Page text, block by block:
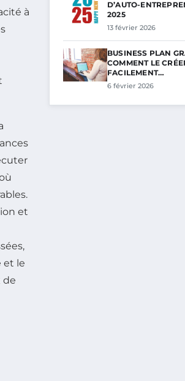
à
et
et le
de
D’AUTO-
2025
13 février 2026
BUSINESS PLAN
COMMENT LE
FACILEMENT…
6 février 2026